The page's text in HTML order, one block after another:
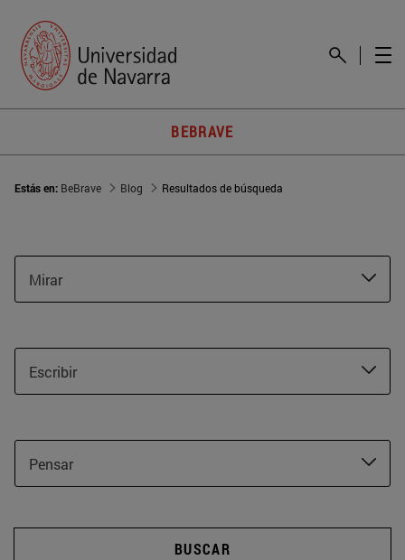
BEBRAVE
Estás en: BeBrave Blog Resultados de búsqueda
Mirar
Escribir
Pensar
BUSCAR